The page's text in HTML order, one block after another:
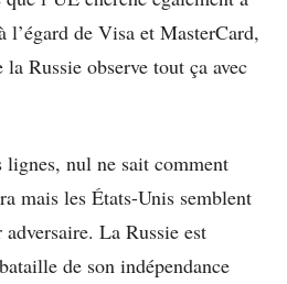
l’égard de Visa et MasterCard,
Russie observe tout ça avec
lignes, nul ne sait comment
mais les États-Unis semblent
La Russie est
de son indépendance